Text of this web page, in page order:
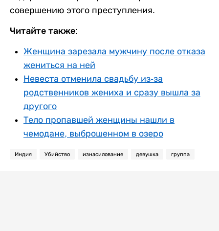
совершению этого преступления.
Читайте также:
Женщина зарезала мужчину после отказа
жениться на ней
Невеста отменила свадьбу из-за
родственников жениха и сразу вышла за
другого
Тело пропавшей женщины нашли в
чемодане, выброшенном в озеро
Индия Убийство изнасилование девушка группа